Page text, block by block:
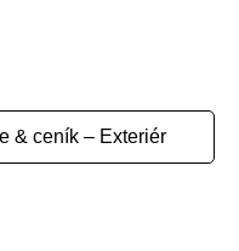
& ceník – Exteriér